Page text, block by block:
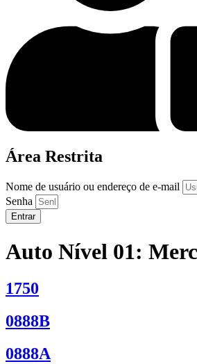
Área Restrita
Nome de usuário ou endereço de e-mail
Senha
Entrar
Auto Nível 01:
1750
0888B
0888A